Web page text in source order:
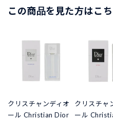
この商品を見た方はこ
クリスチャンディオ
ール Christian Dior
クリスチャ
ール